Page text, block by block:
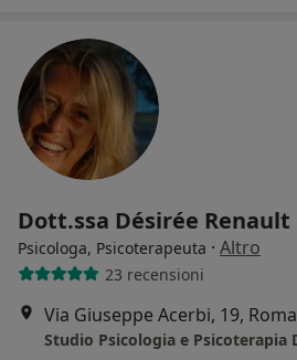
Dott.ssa Désirée Renault
Psicologa, Psicoterapeuta · Altro
23 recensioni
Via Giuseppe Acerbi, 19, Roma